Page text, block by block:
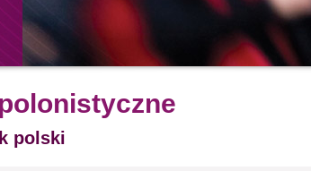
polski